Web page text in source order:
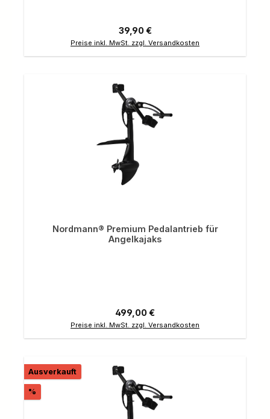
Regulärer Preis:
39,90 €
Preise inkl. MwSt. zzgl. Versandkosten
Nordmann® Premium Pedalantrieb für
Angelkajaks
Regulärer Preis:
499,00 €
Preise inkl. MwSt. zzgl. Versandkosten
Ausverkauft
%